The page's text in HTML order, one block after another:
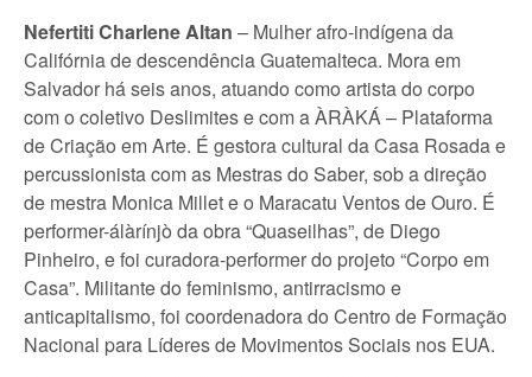
Nefertiti Charlene Altan – Mulher afro-indígena da
Califórnia de descendência Guatemalteca. Mora em
Salvador há seis anos, atuando como artista do corpo
com o coletivo Deslimites e com a ÀRÀKÁ – Plataforma
de Criação em Arte. É gestora cultural da Casa Rosada e
percussionista com as Mestras do Saber, sob a direção
de mestra Monica Millet e o Maracatu Ventos de Ouro. É
performer-álàrínjò da obra “Quaseilhas”, de Diego
Pinheiro, e foi curadora-performer do projeto “Corpo em
Casa”. Militante do feminismo, antirracismo e
anticapitalismo, foi coordenadora do Centro de Formação
Nacional para Líderes de Movimentos Sociais nos EUA.